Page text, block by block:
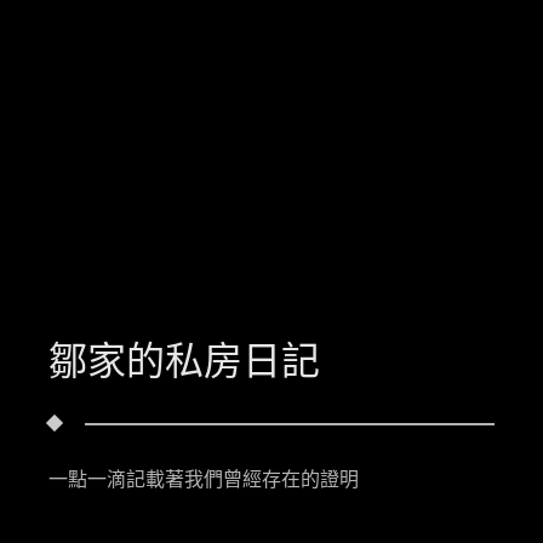
鄒家的私房日記
一點一滴記載著我們曾經存在的證明